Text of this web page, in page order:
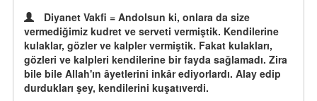
Diyanet Vakfi = Andolsun ki, onlara da size
vermediğimiz kudret ve serveti vermiştik. Kendilerine
kulaklar, gözler ve kalpler vermiştik. Fakat kulakları,
gözleri ve kalpleri kendilerine bir fayda sağlamadı. Zira
bile bile Allah'ın âyetlerini inkâr ediyorlardı. Alay edip
durdukları şey, kendilerini kuşatıverdi.